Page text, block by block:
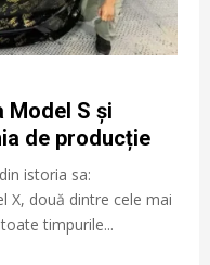
Model S și
de producție
istoria sa:
X, două dintre cele mai
timpurile...